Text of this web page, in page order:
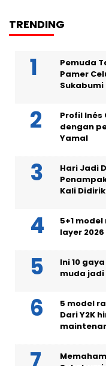
TRENDING
Pemuda
Pamer
Sukabumi
Profil
dengan
Yamal
Hari Jadi
Kali
5+1
layer 2026
Ini 10
muda jadi
5 model
Dari Y2K